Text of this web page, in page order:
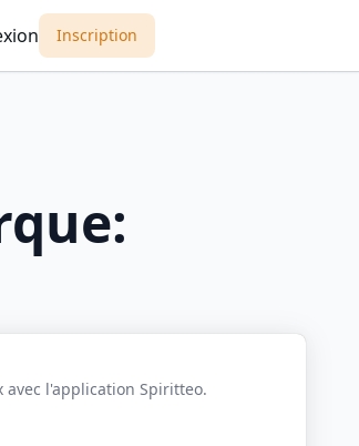
Inscription
avec l'application Spiritteo.